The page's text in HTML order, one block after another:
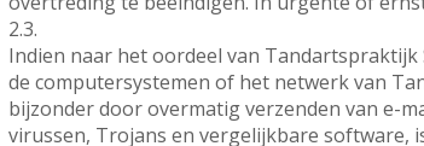
2.3.
Indien naar het oordeel van
de computersystemen of het netwerk van
bijzonder door overmatig verzenden van e-
virussen, Trojans en vergelijkbare software,